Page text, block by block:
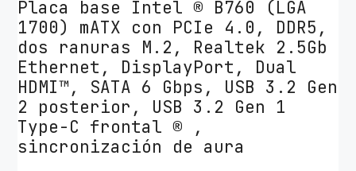
Placa base Intel ® B760 (LGA
1700) mATX con PCIe 4.0, DDR5,
dos ranuras M.2, Realtek 2.5Gb
Ethernet, DisplayPort, Dual
HDMI™, SATA 6 Gbps, USB 3.2 Gen
2 posterior, USB 3.2 Gen 1
Type-C frontal ® ,
sincronización de aura